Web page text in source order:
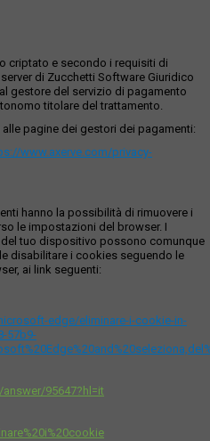
criptato e secondo i requisiti di
di Zucchetti Software Giuridico
gestore del servizio di pagamento
titolare del trattamento.
pagine dei gestori dei pagamenti:
www.axerve.com/privacy-
hanno la possibilità di rimuovere i
le impostazioni del browser. I
tuo dispositivo possono comunque
disabilitare i cookies seguendo le
ai link seguenti:
edge/eliminare-i-cookie-in-
57b9-
95647?hl=it